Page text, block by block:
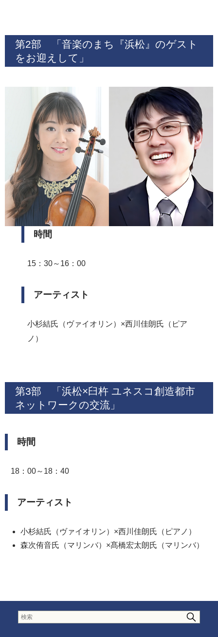
第2部 「音楽のまち『浜松』のゲスト
をお迎えして」
時間
15：30～16：00
アーティスト
小杉結氏（ヴァイオリン）×西川佳朗氏（ピア
ノ）
第3部 「浜松×臼杵 ユネスコ創造都市
ネットワークの交流」
時間
18：00～18：40
アーティスト
小杉結氏（ヴァイオリン）×西川佳朗氏（ピアノ）
森次侑音氏（マリンバ）×髙橋宏太朗氏（マリンバ）